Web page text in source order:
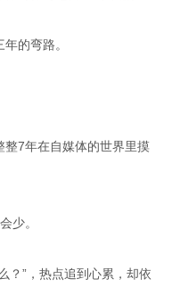
的弯路。
7年在自媒体的世界里摸
少。
？”，热点追到心累，却依